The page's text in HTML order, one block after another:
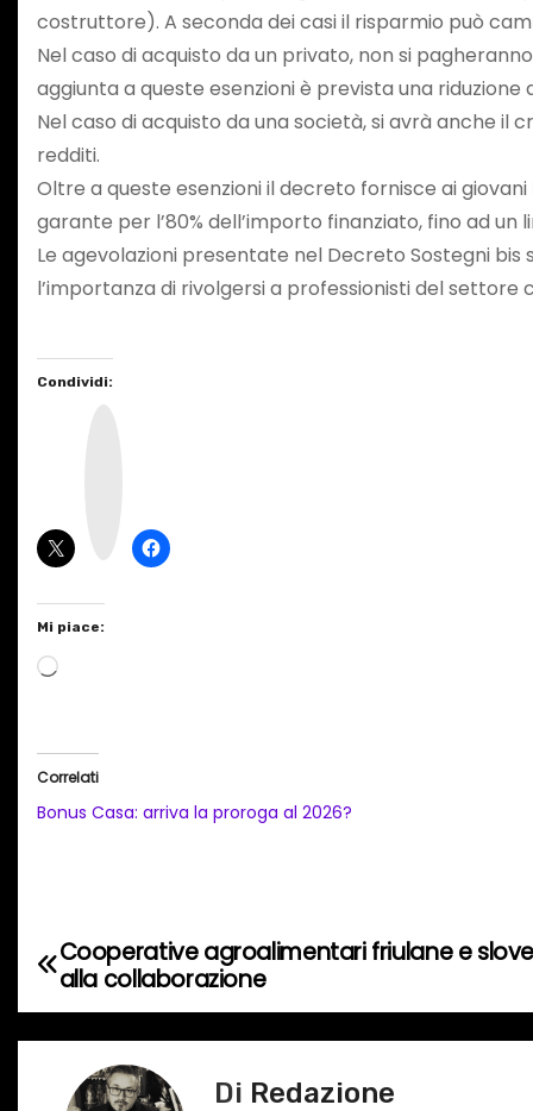
costruttore). A seconda dei casi il risparmio può
Nel caso di acquisto da un privato, non si
aggiunta a queste esenzioni è prevista una riduzione
Nel caso di acquisto da una società, si avrà anche il
redditi.
Oltre a queste esenzioni il decreto fornisce ai
garante per l’80% dell’importo finanziato, fino ad un
Le agevolazioni presentate nel Decreto Sostegni
l’importanza di rivolgersi a professionisti del
Condividi:
Mi piace:
C
t
c
Correlati
Bonus Casa: arriva la proroga al 2026?
N
a
Cooperative agroalimentari friulane e
alla collaborazione
Di Redazione